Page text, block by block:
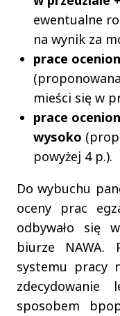
ewentualne
na wynik za
prace
mieści się w
prace
wysoko
powyżej 4 p.).
Do wybuchu
oceny prac
odbywało się
biurze NAWA.
systemu pracy
zdecydowanie
sposobem